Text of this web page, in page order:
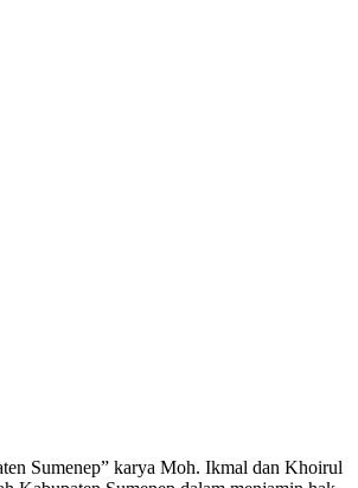
Sumenep” karya Moh. Ikmal dan Khoirul